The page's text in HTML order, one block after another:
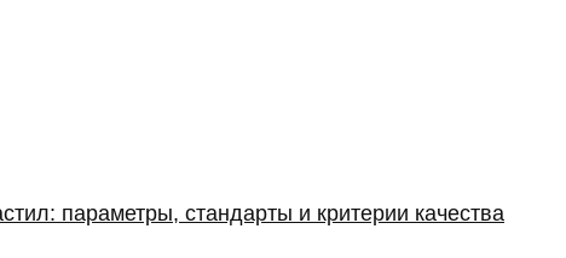
параметры, стандарты и критерии качества